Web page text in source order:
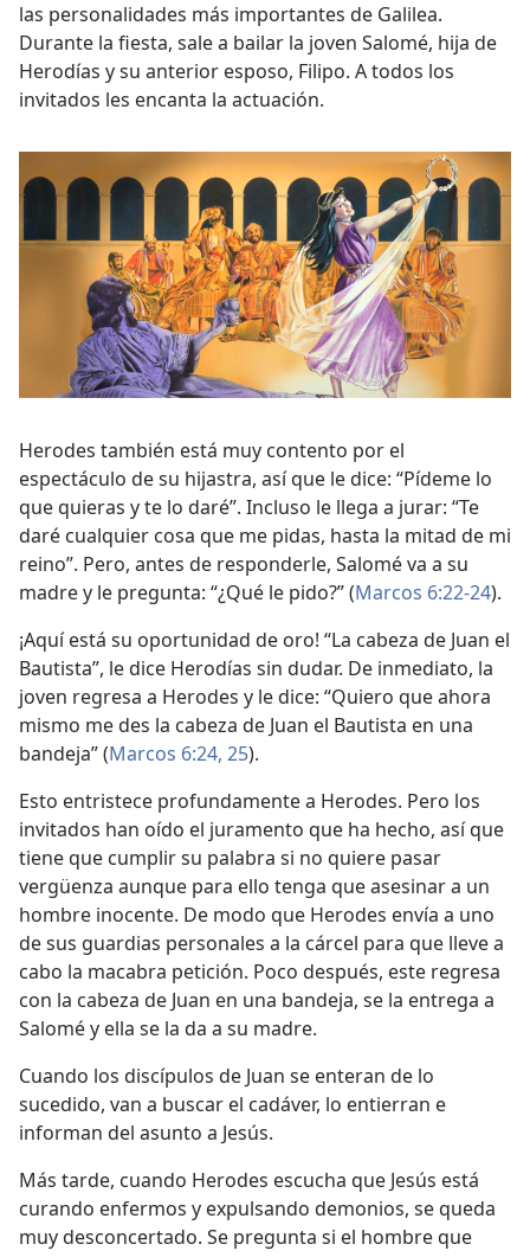
las personalidades más importantes de Galilea.
Durante la fiesta, sale a bailar la joven Salomé, hija de
Herodías y su anterior esposo, Filipo. A todos los
invitados les encanta la actuación.
Herodes también está muy contento por el
espectáculo de su hijastra, así que le dice: “Pídeme lo
que quieras y te lo daré”. Incluso le llega a jurar: “Te
daré cualquier cosa que me pidas, hasta la mitad de mi
reino”. Pero, antes de responderle, Salomé va a su
madre y le pregunta: “¿Qué le pido?” (Marcos 6:22-24).
¡Aquí está su oportunidad de oro! “La cabeza de Juan el
Bautista”, le dice Herodías sin dudar. De inmediato, la
joven regresa a Herodes y le dice: “Quiero que ahora
mismo me des la cabeza de Juan el Bautista en una
bandeja” (Marcos 6:24, 25).
Esto entristece profundamente a Herodes. Pero los
invitados han oído el juramento que ha hecho, así que
tiene que cumplir su palabra si no quiere pasar
vergüenza aunque para ello tenga que asesinar a un
hombre inocente. De modo que Herodes envía a uno
de sus guardias personales a la cárcel para que lleve a
cabo la macabra petición. Poco después, este regresa
con la cabeza de Juan en una bandeja, se la entrega a
Salomé y ella se la da a su madre.
Cuando los discípulos de Juan se enteran de lo
sucedido, van a buscar el cadáver, lo entierran e
informan del asunto a Jesús.
Más tarde, cuando Herodes escucha que Jesús está
curando enfermos y expulsando demonios, se queda
muy desconcertado. Se pregunta si el hombre que